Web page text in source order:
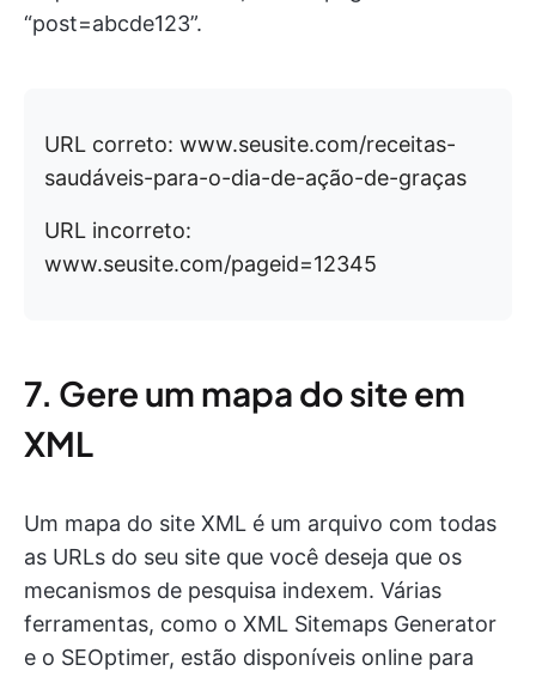
“post=abcde123”.
URL correto: www.seusite.com/receitas-
saudáveis-para-o-dia-de-ação-de-graças
URL incorreto:
www.seusite.com/pageid=12345
7. Gere um mapa do site em
XML
Um mapa do site XML é um arquivo com todas
as URLs do seu site que você deseja que os
mecanismos de pesquisa indexem. Várias
ferramentas, como o XML Sitemaps Generator
e o SEOptimer, estão disponíveis online para